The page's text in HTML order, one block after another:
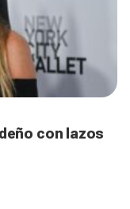
con lazos